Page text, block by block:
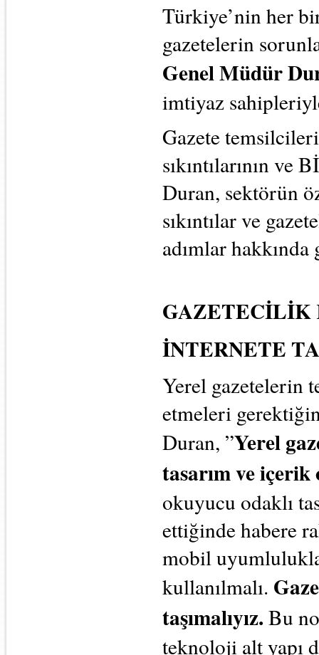
Türkiye’nin her
gazetelerin
Genel Müdür
imtiyaz
Gazete
sıkıntılarının
Duran, sektörün
sıkıntılar ve
adımlar
GAZETECİLİK
İNTERNETE
Yerel gazetelerin
etmeleri
Duran, ”Yerel
tasarım ve
okuyucu odaklı
ettiğinde habere
mobil
kullanılmalı.
taşımalıyız. Bu
teknoloji alt yapı